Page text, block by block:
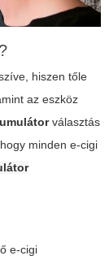
hiszen tőle
az eszköz
választás
minden e-cigi
e-cigi